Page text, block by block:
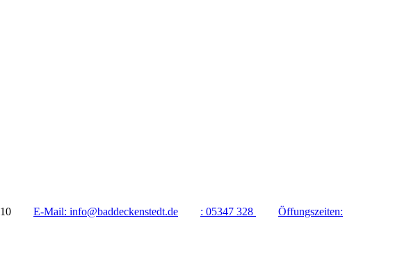
E-Mail: info@baddeckenstedt.de : 05347 328
Öffungszeiten: